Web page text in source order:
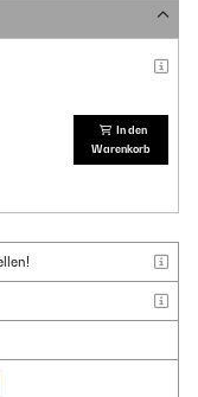
In den
Warenkorb